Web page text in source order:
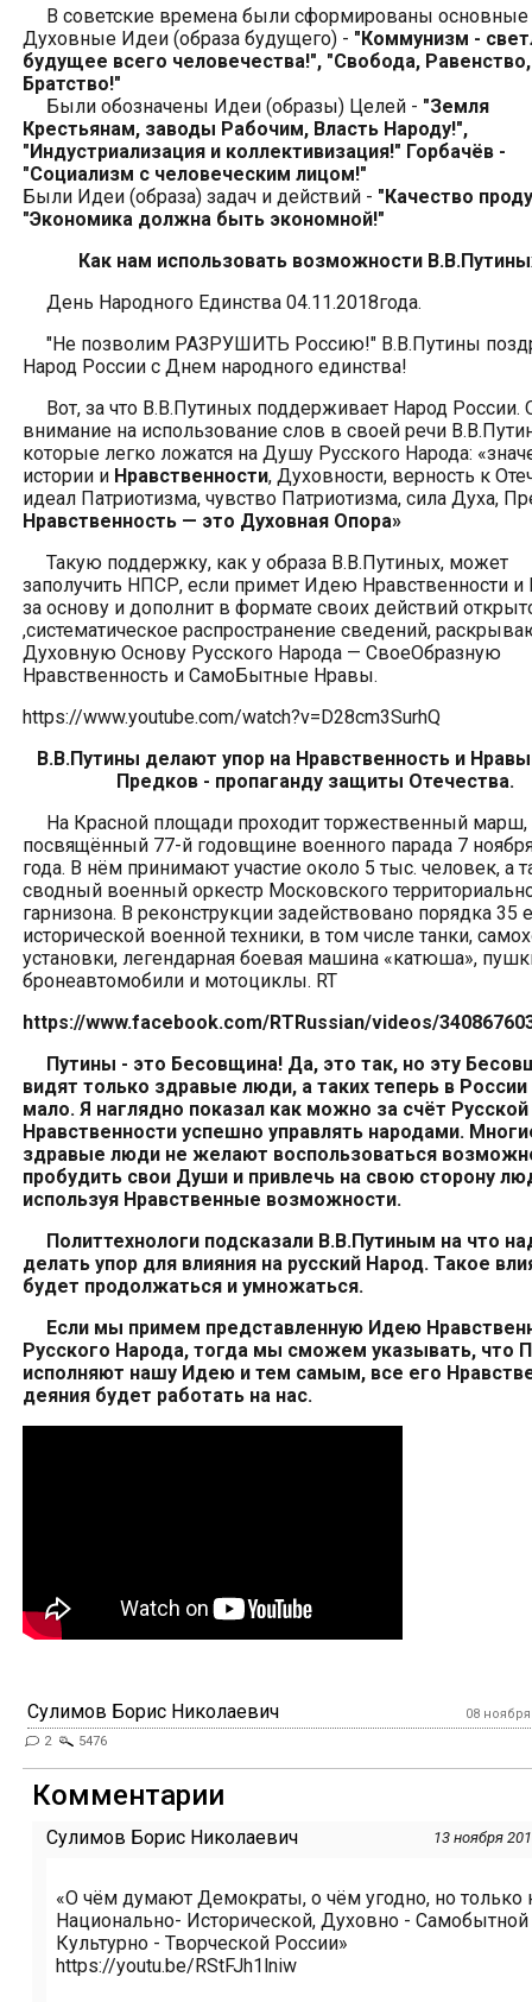
В советские времена были сформированы основные
Духовные Идеи (образа будущего) - "Коммунизм -
будущее всего человечества!", "Свобода, Равенство,
Братство!"
Были обозначены Идеи (образы) Целей - "Земля
Крестьянам, заводы Рабочим, Власть Народу!",
"Индустриализация и коллективизация!" Горбачёв -
"Социализм с человеческим лицом!"
Были Идеи (образа) задач и действий - "Качество
"Экономика должна быть экономной!"
Как нам использовать возможности
День Народного Единства 04.11.2018года.
"Не позволим РАЗРУШИТЬ Россию!" В.В.Путины
Народ России с Днем народного единства!
Вот, за что В.В.Путиных поддерживает Народ России.
внимание на использование слов в своей речи
которые легко ложатся на Душу Русского Народа:
истории и Нравственности, Духовности, верность к
идеал Патриотизма, чувство Патриотизма, сила Духа,
Нравственность — это Духовная Опора»
Такую поддержку, как у образа В.В.Путиных, может
заполучить НПСР, если примет Идею Нравственности и
за основу и дополнит в формате своих действий
,систематическое распространение сведений,
Духовную Основу Русского Народа — СвоеОбразную
Нравственность и СамоБытные Нравы.
https://www.youtube.com/watch?v=D28cm3SurhQ
В.В.Путины делают упор на Нравственность и
Предков - пропаганду защиты Отечества.
На Красной площади проходит торжественный марш,
посвящённый 77-й годовщине военного парада 7
года. В нём принимают участие около 5 тыс. человек, а
сводный военный оркестр Московского
гарнизона. В реконструкции задействовано порядка 35
исторической военной техники, в том числе танки,
установки, легендарная боевая машина «катюша»,
бронеавтомобили и мотоциклы. RT
https://www.facebook.com/RTRussian/videos/
Путины - это Бесовщина! Да, это так, но эту
видят только здравые люди, а таких теперь в
мало. Я наглядно показал как можно за счёт Русской
Нравственности успешно управлять народами. М
здравые люди не желают воспользоваться
пробудить свои Души и привлечь на свою сторону
используя Нравственные возможности.
Политтехнологи подсказали В.В.Путиным на что
делать упор для влияния на русский Народ. Такое
будет продолжаться и умножаться.
Если мы примем представленную Идею
Русского Народа, тогда мы сможем указывать, что
исполняют нашу Идею и тем самым, все его
деяния будет работать на нас.
Сулимов Борис Николаевич
08
2
5476
Комментарии
Сулимов Борис Николаевич 13 ноября
«О чём думают Демократы, о чём угодно, но только
Национально- Исторической, Духовно - Самобытной
Культурно - Творческой России»
https://youtu.be/RStFJh1lniw